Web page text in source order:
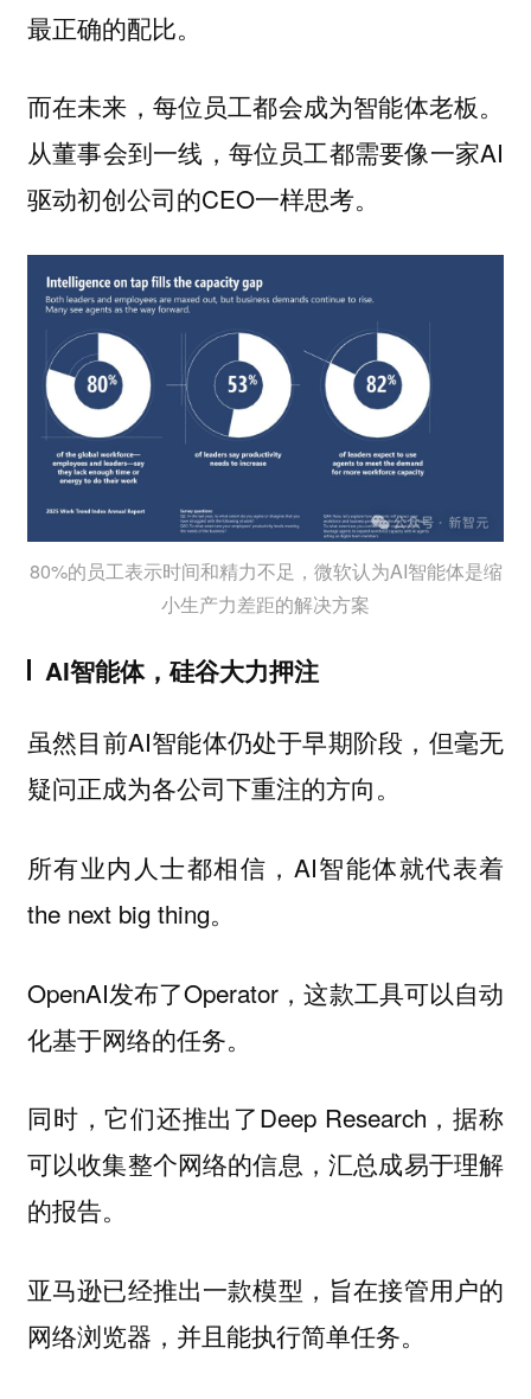
最正确的配比。
而在未来，每位员工都会成为智能体老板。
从董事会到一线，每位员工都需要像一家AI
驱动初创公司的CEO一样思考。
80%的员工表示时间和精力不足，微软认为AI智能体是缩
小生产力差距的解决方案
AI智能体，硅谷大力押注
虽然目前AI智能体仍处于早期阶段，但毫无
疑问正成为各公司下重注的方向。
所有业内人士都相信，AI智能体就代表着
the next big thing。
OpenAI发布了Operator，这款工具可以自动
化基于网络的任务。
同时，它们还推出了Deep Research，据称
可以收集整个网络的信息，汇总成易于理解
的报告。
亚马逊已经推出一款模型，旨在接管用户的
网络浏览器，并且能执行简单任务。